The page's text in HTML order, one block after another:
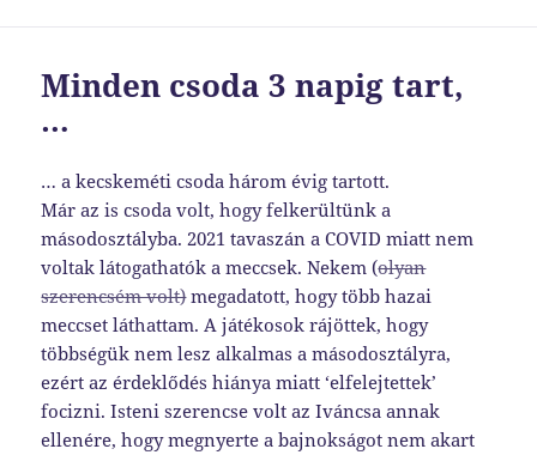
Minden csoda 3 napig tart,
…
… a kecskeméti csoda három évig tartott.
Már az is csoda volt, hogy felkerültünk a
másodosztályba. 2021 tavaszán a COVID miatt nem
voltak látogathatók a meccsek. Nekem (olyan
szerencsém volt)megadatott, hogy több hazai
meccset láthattam. A játékosok rájöttek, hogy
többségük nem lesz alkalmas a másodosztályra,
ezért az érdeklődés hiánya miatt ‘elfelejtettek’
focizni. Isteni szerencse volt az Iváncsa annak
ellenére, hogy megnyerte a bajnokságot nem akart